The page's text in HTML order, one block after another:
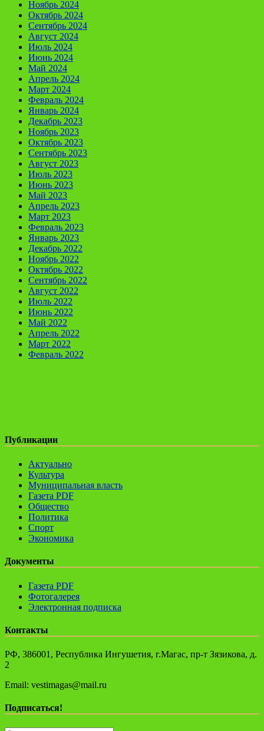
Ноябрь 2024
Октябрь 2024
Сентябрь 2024
Август 2024
Июль 2024
Июнь 2024
Май 2024
Апрель 2024
Март 2024
Февраль 2024
Январь 2024
Декабрь 2023
Ноябрь 2023
Октябрь 2023
Сентябрь 2023
Август 2023
Июль 2023
Июнь 2023
Май 2023
Апрель 2023
Март 2023
Февраль 2023
Январь 2023
Декабрь 2022
Ноябрь 2022
Октябрь 2022
Сентябрь 2022
Август 2022
Июль 2022
Июнь 2022
Май 2022
Апрель 2022
Март 2022
Февраль 2022
Публикации
Актуально
Культура
Муниципальная власть
Газета PDF
Общество
Политика
Спорт
Экономика
Документы
Газета PDF
Фотогалерея
Электронная подписка
Контакты
РФ, 386001, Республика Ингушетия, г.Магас, пр-т Зязикова, д.
2
Email: vestimagas@mail.ru
Подписаться!